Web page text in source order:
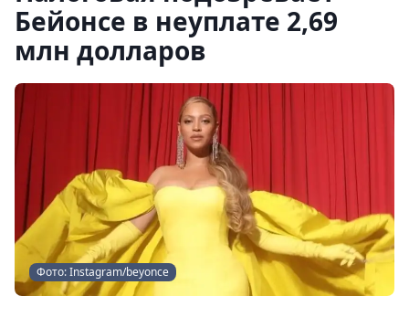
Бейонсе в неуплате 2,69
млн долларов
Фото: Instagram/beyonce